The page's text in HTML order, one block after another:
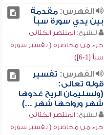
الفهرس:مقدمة
بين يدي سورة سبأ
للشيخ: المنتصر الكتاني
جزء من محاضرة ( تفسير سورة
سبأ [1-6])
الفهرس: تفسير
قوله تعالى:
(ولسليمان الريح غدوها
شهر ورواحها شهر ...)
للشيخ: المنتصر الكتاني
جزء من محاضرة ( تفسير سورة